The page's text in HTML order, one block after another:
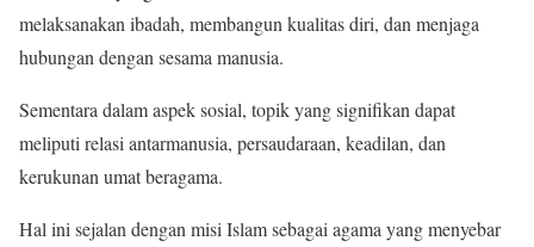
melaksanakan ibadah, membangun kualitas diri, dan menjaga
hubungan dengan sesama manusia.
Sementara dalam aspek sosial, topik yang signifikan dapat
meliputi relasi antarmanusia, persaudaraan, keadilan, dan
kerukunan umat beragama.
Hal ini sejalan dengan misi Islam sebagai agama yang menyebar